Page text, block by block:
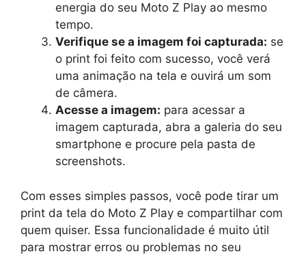
energia do seu Moto Z Play ao mesmo
tempo.
Verifique se a imagem foi capturada: se
o print foi feito com sucesso, você verá
uma animação na tela e ouvirá um som
de câmera.
Acesse a imagem: para acessar a
imagem capturada, abra a galeria do seu
smartphone e procure pela pasta de
screenshots.
Com esses simples passos, você pode tirar um
print da tela do Moto Z Play e compartilhar com
quem quiser. Essa funcionalidade é muito útil
para mostrar erros ou problemas no seu